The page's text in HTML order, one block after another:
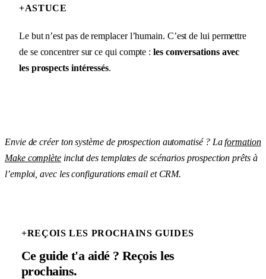
+ASTUCE
Le but n’est pas de remplacer l’humain. C’est de lui permettre
de se concentrer sur ce qui compte :les conversations avec
les prospects intéressés.
Envie de créer ton système de prospection automatisé ? Laformation
Make complèteinclut des templates de scénarios prospection prêts à
l’emploi, avec les configurations email et CRM.
+REÇOIS LES PROCHAINS GUIDES
Ce guide t'a aidé ? Reçois les
prochains.